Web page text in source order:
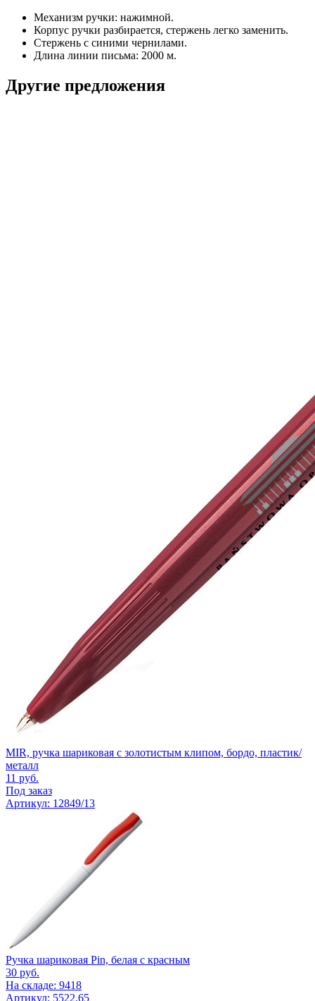
Механизм ручки: нажимной.
Корпус ручки разбирается, стержень легко заменить.
Стержень с синими чернилами.
Длина линии письма: 2000 м.
Другие предложения
MIR, ручка шариковая с золотистым клипом, бордо, пластик/
металл
11 руб.
Под заказ
Артикул: 12849/13
Ручка шариковая Pin, белая с красным
30 руб.
На складе: 9418
Артикул: 5522.65